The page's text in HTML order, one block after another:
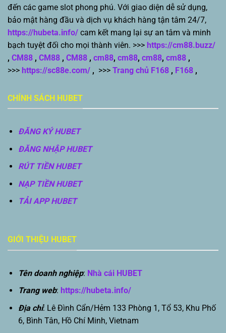
đến các game slot phong phú. Với giao diện dễ sử dụng,
bảo mật hàng đầu và dịch vụ khách hàng tận tâm 24/7,
https://hubeta.info/ cam kết mang lại sự an tâm và minh
bạch tuyệt đối cho mọi thành viên. >>> https://cm88.buzz/
, CM88 , CM88 , CM88 , cm88, cm88, cm88, cm88 ,
>>> https://sc88e.com/ , >>> Trang chủ F168 , F168 ,
CHÍNH SÁCH HUBET
ĐĂNG KÝ HUBET
ĐĂNG NHẬP HUBET
RÚT TIỀN HUBET
NẠP TIỀN HUBET
TẢI APP HUBET
GIỚI THIỆU HUBET
Tên doanh nghiệp: Nhà cái HUBET
Trang web: https://hubeta.info/
Địa chỉ: Lê Đình Cẩn/Hẻm 133 Phòng 1, Tổ 53, Khu Phố
6, Bình Tân, Hồ Chí Minh, Vietnam